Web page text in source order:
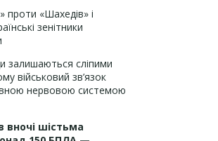
проти «Шахедів» і
зенітники
залишаються сліпими
військовий зв’язок
нервовою системою
вночі шістьма